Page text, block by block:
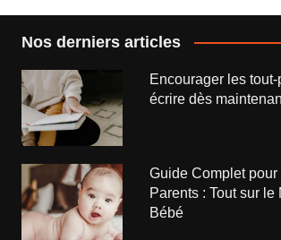
Nos derniers articles
Encourager les
écrire dès
Guide Complet
Parents : Tout sur le
Bébé